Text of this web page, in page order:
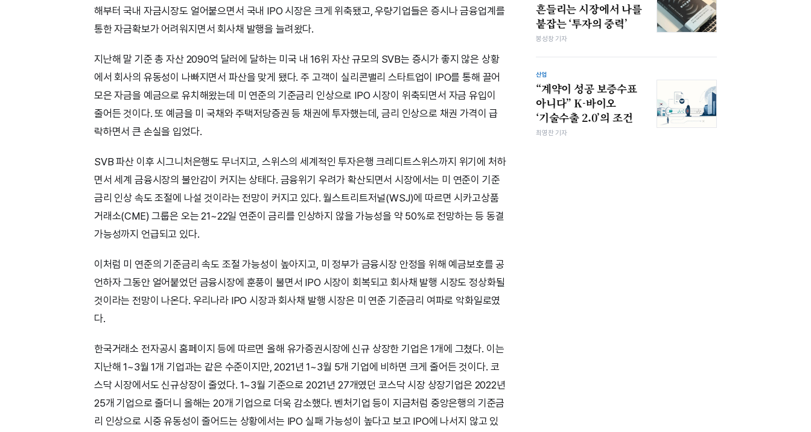
해부터 국내 자금시장도 얼어붙으면서 국내 IPO 시장은 크게 위축됐고, 우량기업들은 증시나 금융업계를
통한 자금확보가 어려워지면서 회사채 발행을 늘려왔다.
지난해 말 기준 총 자산 2090억 달러에 달하는 미국 내 16위 자산 규모의 SVB는 증시가 좋지 않은 상황
에서 회사의 유동성이 나빠지면서 파산을 맞게 됐다. 주 고객이 실리콘밸리 스타트업이 IPO를 통해 끌어
모은 자금을 예금으로 유치해왔는데 미 연준의 기준금리 인상으로 IPO 시장이 위축되면서 자금 유입이
줄어든 것이다. 또 예금을 미 국채와 주택저당증권 등 채권에 투자했는데, 금리 인상으로 채권 가격이 급
락하면서 큰 손실을 입었다.
SVB 파산 이후 시그니처은행도 무너지고, 스위스의 세계적인 투자은행 크레디트스위스까지 위기에 처하
면서 세계 금융시장의 불안감이 커지는 상태다. 금융위기 우려가 확산되면서 시장에서는 미 연준이 기준
금리 인상 속도 조절에 나설 것이라는 전망이 커지고 있다. 월스트리트저널(WSJ)에 따르면 시카고상품
거래소(CME) 그룹은 오는 21~22일 연준이 금리를 인상하지 않을 가능성을 약 50%로 전망하는 등 동결
가능성까지 언급되고 있다.
이처럼 미 연준의 기준금리 속도 조절 가능성이 높아지고, 미 정부가 금융시장 안정을 위해 예금보호를 공
언하자 그동안 얼어붙었던 금융시장에 훈풍이 불면서 IPO 시장이 회복되고 회사채 발행 시장도 정상화될
것이라는 전망이 나온다. 우리나라 IPO 시장과 회사채 발행 시장은 미 연준 기준금리 여파로 악화일로였
다.
한국거래소 전자공시 홈페이지 등에 따르면 올해 유가증권시장에 신규 상장한 기업은 1개에 그쳤다. 이는
지난해 1~3월 1개 기업과는 같은 수준이지만, 2021년 1~3월 5개 기업에 비하면 크게 줄어든 것이다. 코
스닥 시장에서도 신규상장이 줄었다. 1~3월 기준으로 2021년 27개였던 코스닥 시장 상장기업은 2022년
25개 기업으로 줄더니 올해는 20개 기업으로 더욱 감소했다. 벤처기업 등이 지금처럼 중앙은행의 기준금
리 인상으로 시중 유동성이 줄어드는 상황에서는 IPO 실패 가능성이 높다고 보고 IPO에 나서지 않고 있
흔들리는 시장에서 나를
붙잡는 ‘투자의 중력’
봉성창 기자
산업
“계약이 성공 보증수표
아니다” K-바이오
‘기술수출 2.0’의 조건
최영찬 기자